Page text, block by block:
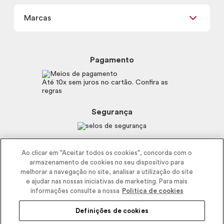
Código de defesa do consumidor
Trabalhe com a gente
Recomendações Covid19
Frete e Entrega
Fale Conosco
E-mail
Marcas
Pagamento
Até 10x sem juros no cartão. Confira as
regras
Segurança
Ao clicar em "Aceitar todos os cookies", concorda com o
armazenamento de cookies no seu dispositivo para
melhorar a navegação no site, analisar a utilização do site
e ajudar nas nossas iniciativas de marketing. Para mais
informações consulte a nossa
Politica de cookies
Definições de cookies